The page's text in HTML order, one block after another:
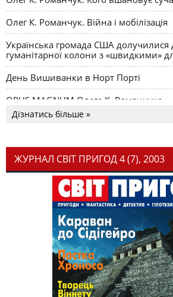
Олег К. Романчук. Війна і мобілізація
Українська громада США долучилися
гуманітарної колони з «швидкими»
День Вишиванки в Норт Порті
OPUS MAGNUM Олега К. Романчука
Дізнатись більше »
ЖУРНАЛ СВІТ ПРИГОД 4 (7), 2003